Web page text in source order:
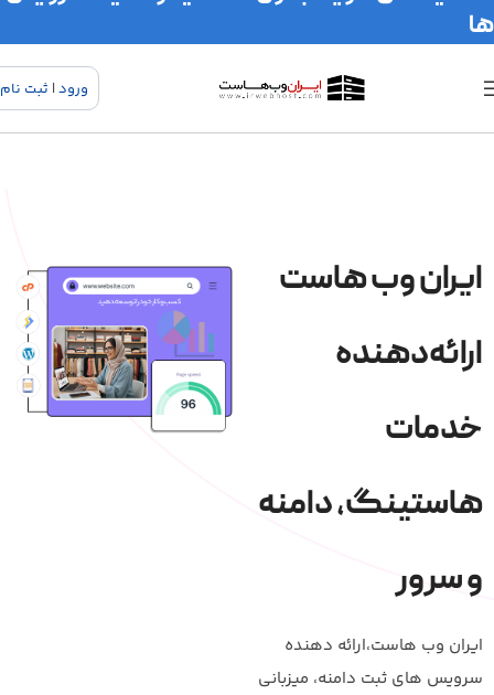
ورود| ثبت نام
ایران وب هاست
ارائه‌دهنده
خدمات
هاستینگ، دامنه
و سرور
ایران وب هاست،ارائه دهنده
سرويس های ثبت دامنه، ميزبانی
ها